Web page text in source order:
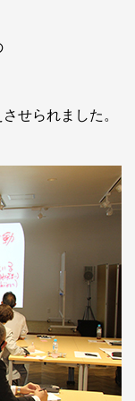
せられました。